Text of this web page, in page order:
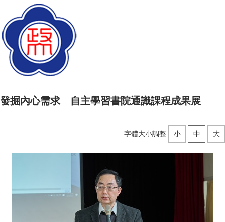
發掘內心需求 自主學習書院通識課程成果展
字體大小調整 小 中 大